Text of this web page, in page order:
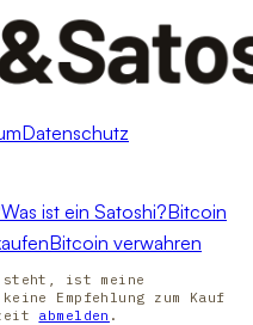
Datenschutz
Was ist ein Satoshi?Bitcoin
Bitcoin verwahren
steht, ist meine
Empfehlung zum Kauf
abmelden .